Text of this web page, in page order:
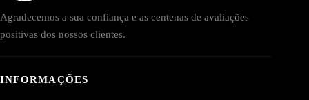
Agradecemos a sua confiança e as centenas de avaliações
positivas dos nossos clientes.
INFORMAÇÕES